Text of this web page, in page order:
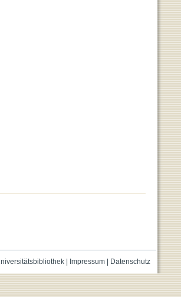
| Impressum| Datenschutz